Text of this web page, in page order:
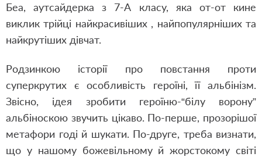
Беа, аутсайдерка з 7-А класу, яка от-от кине
виклик трійці найкрасивіших , найпопулярніших та
найкрутіших дівчат.
Родзинкою історії про повстання проти
суперкрутих є особливість героїні, її альбінізм.
Звісно, ідея зробити героїню-“білу ворону”
альбіноскою звучить цікаво. По-перше, прозорішої
метафори годі й шукати. По-друге, треба визнати,
що у нашому божевільному й жорстокому світі